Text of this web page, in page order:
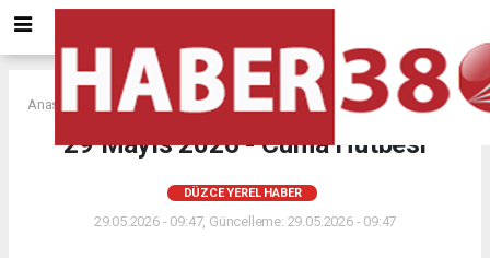
Anasayfa DÜZCE YEREL HABER
29 Mayıs 2026 - Cuma Hutbesi
DÜZCE YEREL HABER
29.05.2026 - 09:47, Güncelleme: 29.05.2026 - 09:47